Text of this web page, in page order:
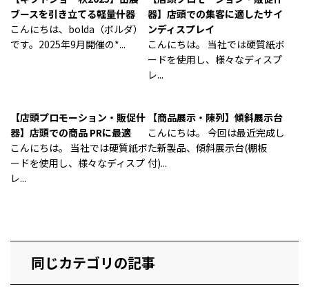
ブースを引き立てる軽量什器
こんにちは、bolda（ボルダ）
です。2025年9月開催の*...
器】店頭での集客に適したサイ
ンディスプレイ
こんにちは。 当社では硬質紙ボ
ードを使用し、様々なディスプ
レ...
【店頭プロモーション・販促什
器】店頭での商品 PRに最適
こんにちは。 当社では硬質紙ボ
ードを使用し、様々なディスプ
レ...
【商品展示・陳列】傾斜展示台
こんにちは。 今回は最近完成し
た新製品、傾斜展示台(棚板
付)...
同じカテゴリの記事